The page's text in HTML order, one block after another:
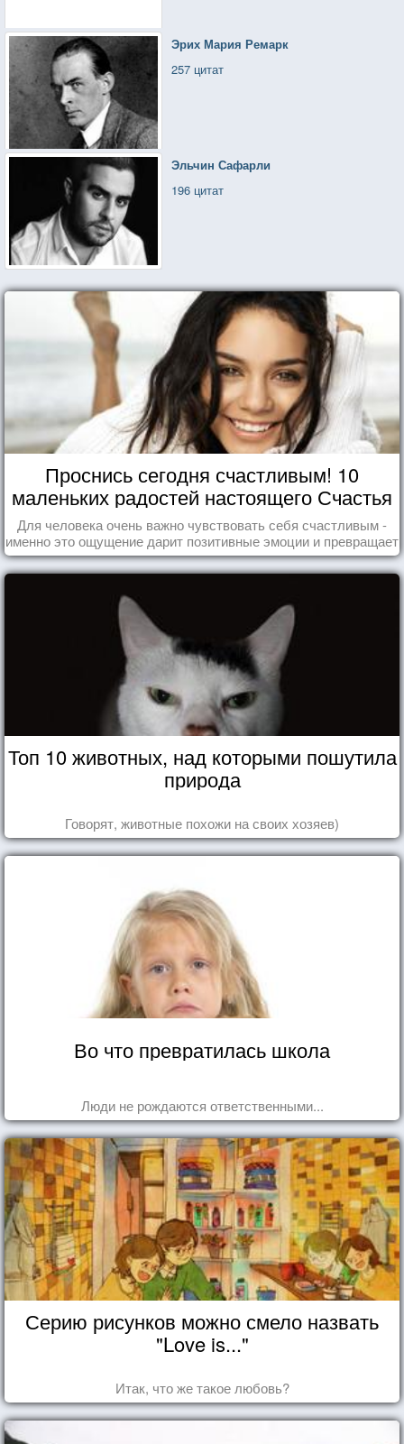
Эрих Мария Ремарк
257 цитат
Эльчин Сафарли
196 цитат
Проснись сегодня счастливым! 10
маленьких радостей настоящего Счастья
Для человека очень важно чувствовать себя счастливым -
именно это ощущение дарит позитивные эмоции и превращает
каждый день в маленький праздник.
Топ 10 животных, над которыми пошутила
природа
Говорят, животные похожи на своих хозяев)
Во что превратилась школа
Люди не рождаются ответственными...
Серию рисунков можно смело назвать
"Love is..."
Итак, что же такое любовь?